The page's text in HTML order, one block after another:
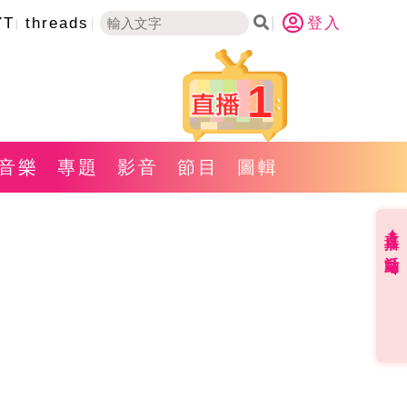
threads 登入
1
樂 專題 影音 節目 圖輯
直播✦活動